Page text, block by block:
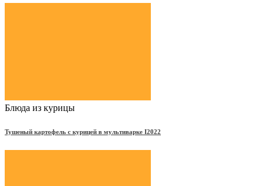
Блюда из курицы
Тушеный картофель с курицей в мультиварке Ι2022